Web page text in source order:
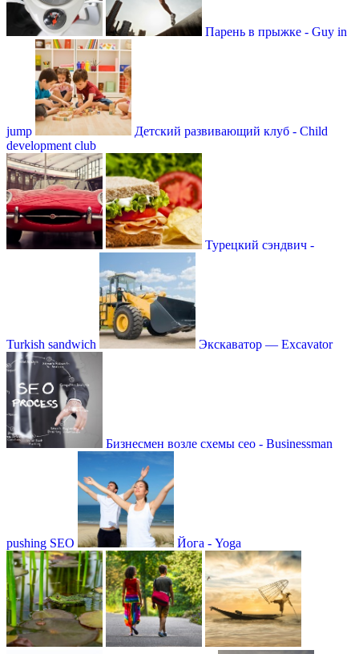
Парень в прыжке - Guy in
jump
Детский развивающий клуб - Child
development club
Турецкий сэндвич -
Turkish sandwich Экскаватор — Excavator
Бизнесмен возле схемы сео - Businessman
pushing SEO Йога - Yoga